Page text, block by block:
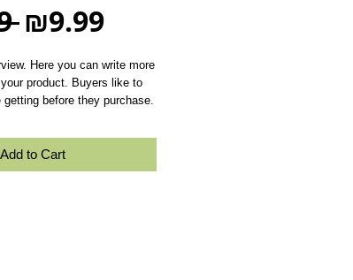
Regular
Price
₪9.99Sale
Price
Here you can write more
product. Buyers like to
getting before they purchase.
Add to Cart